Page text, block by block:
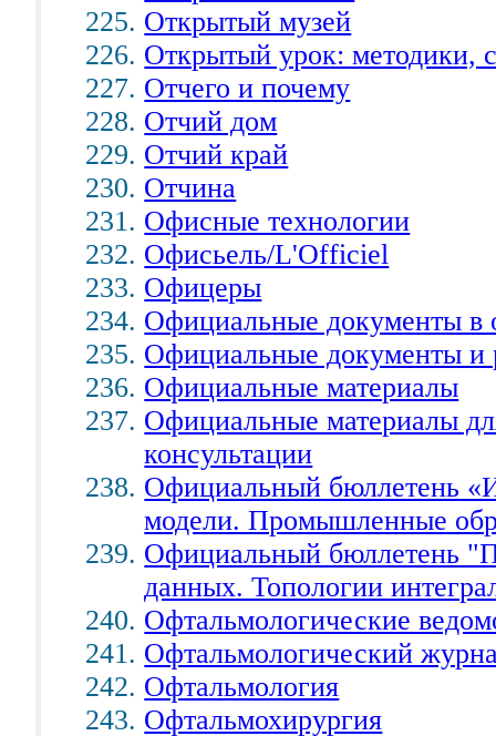
Открытый музей
Открытый урок: методики,
Отчего и почему
Отчий дом
Отчий край
Отчина
Офисные технологии
Офисьель/L'Officiel
Офицеры
Официальные документы в
Официальные документы и
Официальные материалы
Официальные материалы
консультации
Официальный бюллетень
модели. Промышленные
Официальный бюллетень
данных. Топологии
Офтальмологические
Офтальмологический
Офтальмология
Офтальмохирургия